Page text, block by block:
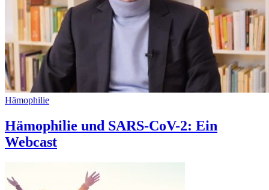
Hämophilie
Hämophilie und SARS-CoV-2: Ein
Webcast